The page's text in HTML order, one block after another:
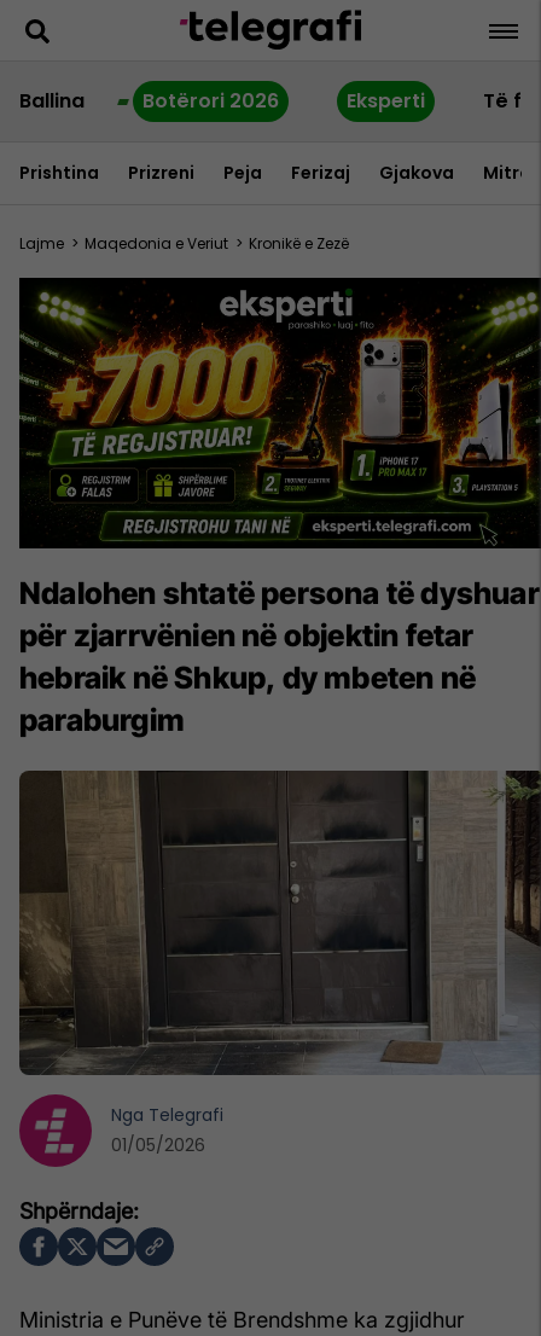
Ballina Botërori 2026 Eksperti Të
Prishtina Prizreni Peja Ferizaj Gjakova
Lajme > Maqedonia e Veriut > Kronikë e Zezë
Ndalohen shtatë persona të dyshuar
për zjarrvënien në objektin fetar
hebraik në Shkup, dy mbeten në
paraburgim
Ministria e Punëve të Brendshme ka zgjidhur
Nga Telegrafi
01/05/2026